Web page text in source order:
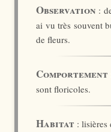
Observation :
ai vu très souvent
de fleurs.
Comportement
sont floricoles.
Habitat : lisières